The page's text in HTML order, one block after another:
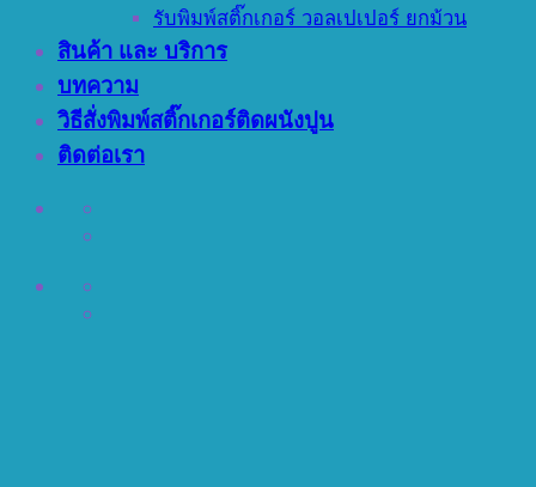
รับพิมพ์สติ๊กเกอร์ วอลเปเปอร์ ยกม้วน
สินค้า และ บริการ
บทความ
วิธีสั่งพิมพ์สติ๊กเกอร์ติดผนังปูน
ติดต่อเรา